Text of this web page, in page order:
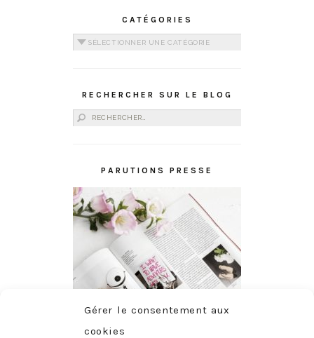
Gérer le consentement aux
cookies
CATÉGORIES
Catégories
RECHERCHER SUR LE BLOG
Rechercher :
PARUTIONS PRESSE